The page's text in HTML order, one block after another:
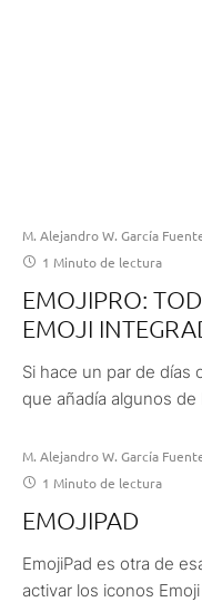
M. Alejandro W. García
1 Minuto de lectura
EMOJIPRO:
EMOJI
Si hace un par de días
que añadía algunos
M. Alejandro W. García
1 Minuto de lectura
EMOJIPAD
EmojiPad es otra de
activar los iconos